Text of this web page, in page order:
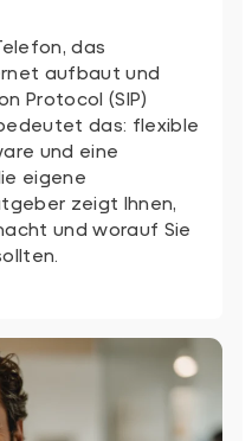
das
aufbaut und
Protocol (SIP)
das: flexible
und eine
eigene
zeigt Ihnen,
und worauf Sie